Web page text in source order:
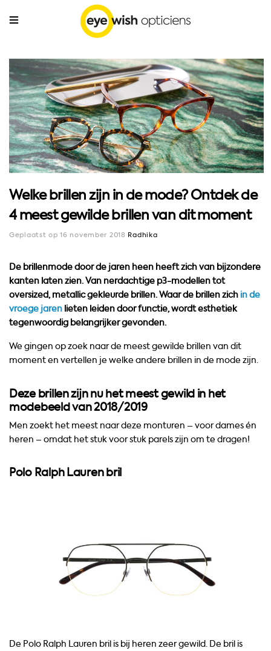
Welke brillen zijn in de mode? Ontdek de
4 meest gewilde brillen van dit moment
Geplaatst op 16 november 2018 Radhika
De brillenmode door de jaren heen heeft zich van bijzondere
kanten laten zien. Van nerdachtige p3-modellen tot
oversized, metallic gekleurde brillen. Waar de brillen zichin de
vroege jaren lieten leiden door functie, wordt esthetiek
tegenwoordig belangrijker gevonden.
We gingen op zoek naar de meest gewilde brillen van dit
moment en vertellen je welke andere brillen in de mode zijn.
Deze brillen zijn nu het meest gewild in het
modebeeld van 2018/2019
Men zoekt het meest naar deze monturen – voor dames én
heren – omdat het stuk voor stuk parels zijn om te dragen!
Polo Ralph Lauren bril
De Polo Ralph Lauren bril is bij heren zeer gewild. De bril is